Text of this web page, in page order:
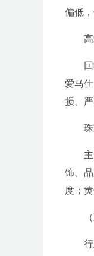
偏低
爱马
损、
饰、
度；